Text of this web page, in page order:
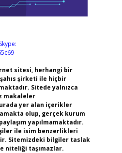
Skype:
sitesi, herhangi bir
şirketi ile hiçbir
Sitede yalnızca
makaleler
yer alan içerikler
olup, gerçek kurum
yapılmamaktadır.
ile isim benzerlikleri
Sitemizdeki bilgiler taslak
niteliği taşımazlar.